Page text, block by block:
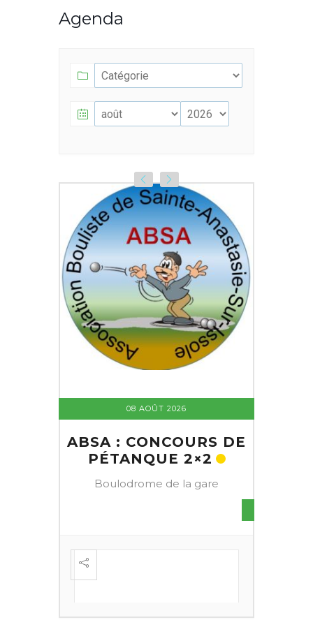
Agenda
08 AOÛT 2026
ABSA : CONCOURS DE
PÉTANQUE 2×2
Boulodrome de la gare